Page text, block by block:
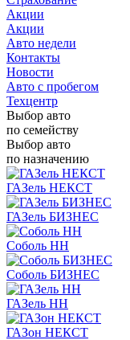
Акции
Акции
Авто недели
Контакты
Новости
Авто с пробегом
Техцентр
Выбор авто
по семейству
Выбор авто
по назначению
ГАЗель НЕКСТ
ГАЗель БИЗНЕС
Соболь НН
Соболь БИЗНЕС
ГАЗель НН
ГАЗон НЕКСТ